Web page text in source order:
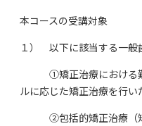
本コースの受講対象
１） 以下に該当する一般
①矯正治療における難
ルに応じた矯正治療を行い
②包括的矯正治療（矯